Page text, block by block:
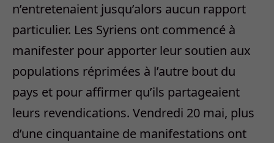
n’entretenaient jusqu’alors aucun rapport
particulier. Les Syriens ont commencé à
manifester pour apporter leur soutien aux
populations réprimées à l’autre bout du
pays et pour affirmer qu’ils partageaient
leurs revendications. Vendredi 20 mai, plus
d’une cinquantaine de manifestations ont